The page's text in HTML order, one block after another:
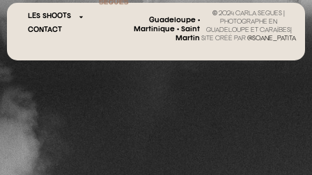
LES SHOOTS
CONTACT
Guadeloupe •
Martinique • Saint
Martin
© 2024 CARLA SEGUES |
PHOTOGRAPHE EN
GUADELOUPE ET CARAÏBES|
SITE CRÉÉ PAR@SOANE_PATITA